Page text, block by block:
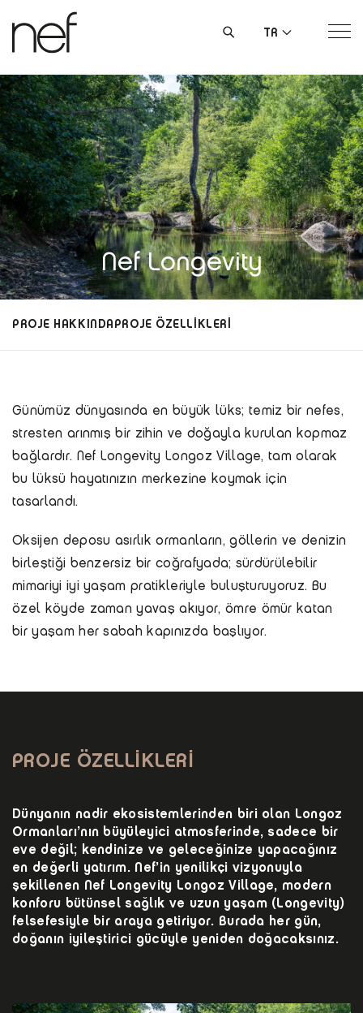
TR
Nef Longevity
PROJE HAKKINDAPROJE ÖZELLİKLERİ
Günümüz dünyasında en büyük lüks; temiz bir nefes,
stresten arınmış bir zihin ve doğayla kurulan kopmaz
bağlardır. Nef Longevity Longoz Village, tam olarak
bu lüksü hayatınızın merkezine koymak için
tasarlandı.
Oksijen deposu asırlık ormanların, göllerin ve denizin
birleştiği benzersiz bir coğrafyada; sürdürülebilir
mimariyi iyi yaşam pratikleriyle buluşturuyoruz. Bu
özel köyde zaman yavaş akıyor, ömre ömür katan
bir yaşam her sabah kapınızda başlıyor.
PROJE ÖZELLİKLERİ
Dünyanın nadir ekosistemlerinden biri olan Longoz
Ormanları’nın büyüleyici atmosferinde, sadece bir
eve değil; kendinize ve geleceğinize yapacağınız
en değerli yatırım. Nef’in yenilikçi vizyonuyla
şekillenen Nef Longevity Longoz Village, modern
konforu bütünsel sağlık ve uzun yaşam (Longevity)
felsefesiyle bir araya getiriyor. Burada her gün,
doğanın iyileştirici gücüyle yeniden doğacaksınız.